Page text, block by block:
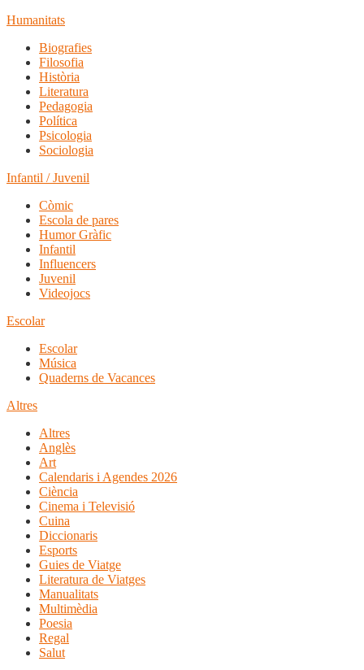
Humanitats
Biografies
Filosofia
Història
Literatura
Pedagogia
Política
Psicologia
Sociologia
Infantil / Juvenil
Còmic
Escola de pares
Humor Gràfic
Infantil
Influencers
Juvenil
Videojocs
Escolar
Escolar
Música
Quaderns de Vacances
Altres
Altres
Anglès
Art
Calendaris i Agendes 2026
Ciència
Cinema i Televisió
Cuina
Diccionaris
Esports
Guies de Viatge
Literatura de Viatges
Manualitats
Multimèdia
Poesia
Regal
Salut